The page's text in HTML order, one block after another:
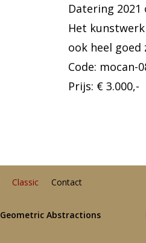
Datering
Het
ook heel
Code: mocan-
Prijs: € 3.000,-
Classic Contact
Geometric Abstractions